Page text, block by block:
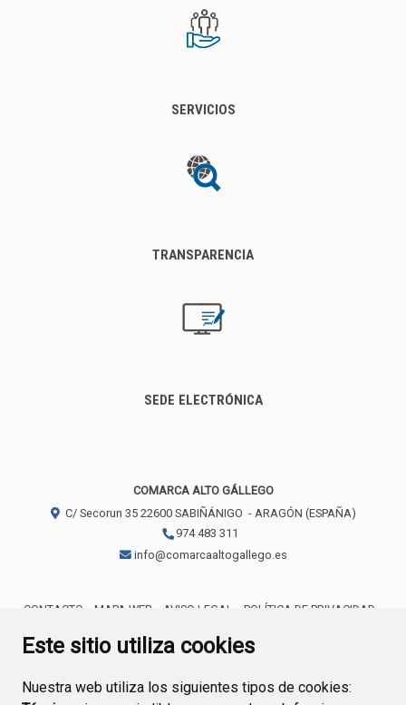
Este sitio utiliza cookies
Nuestra web utiliza los siguientes tipos de cookies:
SERVICIOS
TRANSPARENCIA
SEDE ELECTRÓNICA
COMARCA ALTO GÁLLEGO
C/ Secorun 35 22600 SABIÑÁNIGO - ARAGÓN (ESPAÑA)
974 483 311
info@comarcaaltogallego.es
CONTACTO MAPA WEB AVISO LEGAL
POLÍTICA DE PRIVACIDAD